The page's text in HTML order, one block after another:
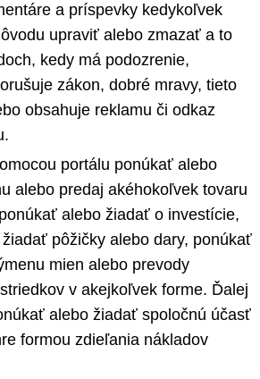
a príspevky kedykoľvek
upraviť alebo zmazať a to
kedy má podozrenie,
zákon, dobré mravy, tieto
obsahuje reklamu či odkaz
portálu ponúkať alebo
alebo predaj akéhokoľvek tovaru
alebo žiadať o investície,
pôžičky alebo dary, ponúkať
mien alebo prevody
v akejkoľvek forme. Ďalej
alebo žiadať spoločnú účasť
formou zdieľania nákladov